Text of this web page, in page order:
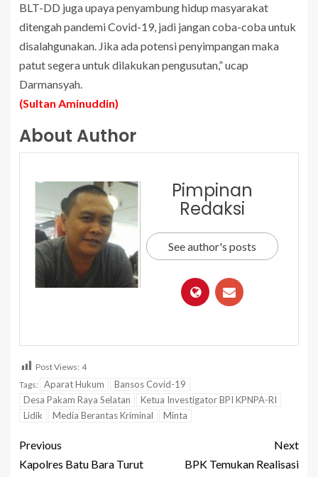
BLT-DD juga upaya penyambung hidup masyarakat
ditengah pandemi Covid-19, jadi jangan coba-coba untuk
disalahgunakan. Jika ada potensi penyimpangan maka
patut segera untuk dilakukan pengusutan,” ucap
Darmansyah.
(Sultan Aminuddin)
About Author
Pimpinan
Redaksi
See author's posts
Post Views: 4
Tags: Aparat Hukum
Bansos Covid-19
Desa Pakam Raya Selatan
Ketua Investigator BPI KPNPA-RI
Lidik
Media Berantas Kriminal Minta
Previous
Kapolres Batu Bara Turut
Next
BPK Temukan Realisasi